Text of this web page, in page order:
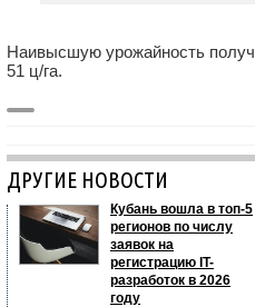
Наивысшую урожайность
51 ц/га.
ДРУГИЕ НОВОСТИ
Кубань вошла в топ-5
регионов по числу
заявок на
регистрацию IT-
разработок в 2026
году